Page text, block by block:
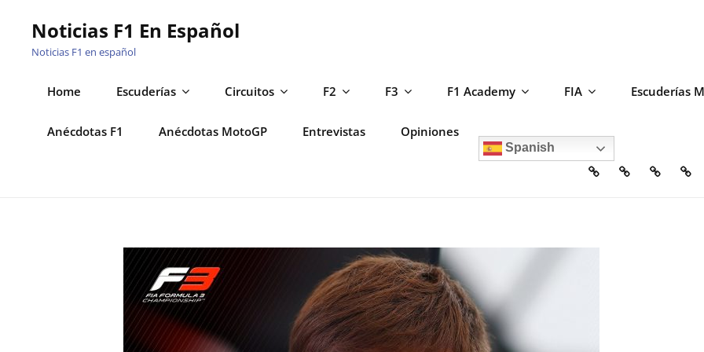
contenido
Noticias F1 En Español
Noticias F1 en español
Home Escuderías Circuitos F2 F3 F1 Academy FIA Escuderías
Anécdotas F1 Anécdotas MotoGP Entrevistas Opiniones
Spanish
HomeEscuderías
Circuitos
F2